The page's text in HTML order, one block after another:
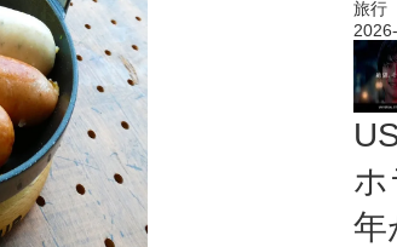
旅行
ホ
年